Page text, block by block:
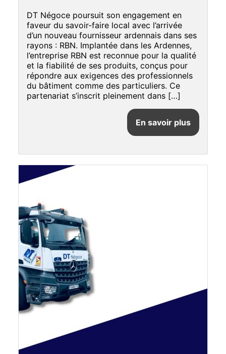
DT Négoce poursuit son engagement en
faveur du savoir-faire local avec l’arrivée
d’un nouveau fournisseur ardennais dans ses
rayons : RBN. Implantée dans les Ardennes,
l’entreprise RBN est reconnue pour la qualité
et la fiabilité de ses produits, conçus pour
répondre aux exigences des professionnels
du bâtiment comme des particuliers. Ce
partenariat s’inscrit pleinement dans […]
En savoir plus